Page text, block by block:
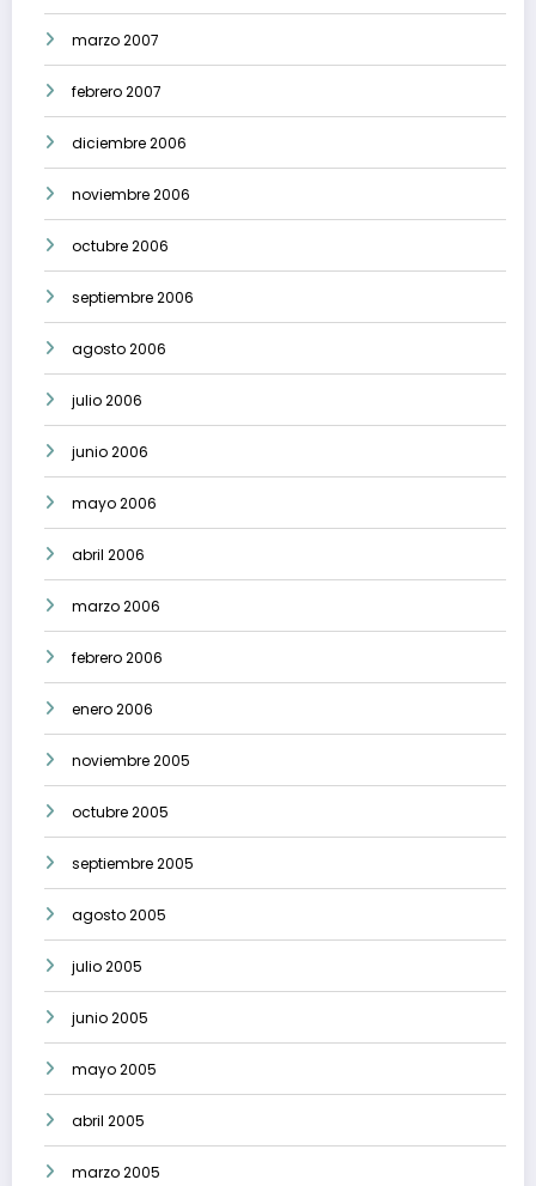
marzo 2007
febrero 2007
diciembre 2006
noviembre 2006
octubre 2006
septiembre 2006
agosto 2006
julio 2006
junio 2006
mayo 2006
abril 2006
marzo 2006
febrero 2006
enero 2006
noviembre 2005
octubre 2005
septiembre 2005
agosto 2005
julio 2005
junio 2005
mayo 2005
abril 2005
marzo 2005